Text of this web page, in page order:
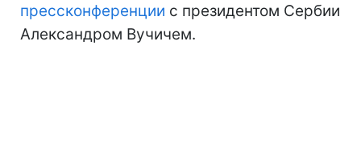
прессконференции с президентом Сербии
Александром Вучичем.